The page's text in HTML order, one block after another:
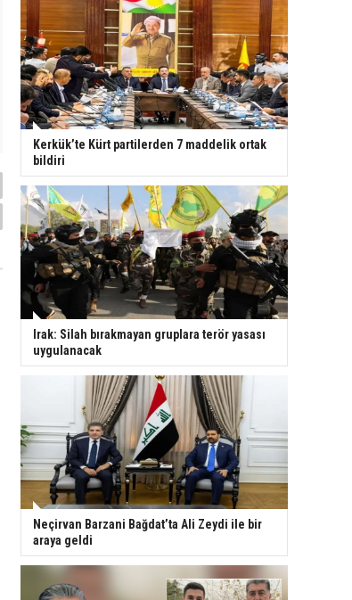
Kerkük’te Kürt partilerden 7 maddelik ortak
bildiri
Irak: Silah bırakmayan gruplara terör yasası
uygulanacak
Neçirvan Barzani Bağdat’ta Ali Zeydi ile bir
araya geldi